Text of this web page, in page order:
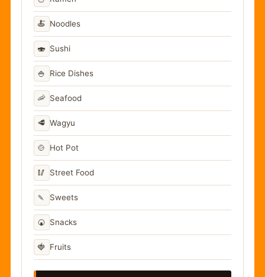
🍝 Noodles
🍣 Sushi
🍚 Rice Dishes
🦐 Seafood
🥩 Wagyu
🍲 Hot Pot
🥢 Street Food
🍡 Sweets
🍘 Snacks
🍓 Fruits